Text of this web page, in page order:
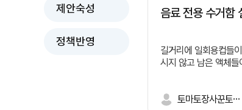
제안숙성
정책반영
음료 전용 수거함
길거리에 일회용컵들
시지 않고 남은 액체들
면서 외관상으로도 보토마토장사꾼토끼똥싸